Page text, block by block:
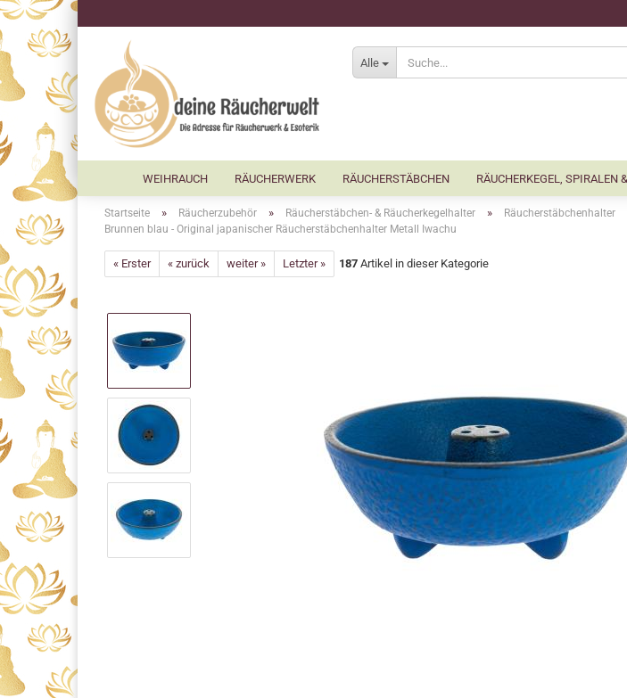
Alle
WEIHRAUCH RÄUCHERWERK RÄUCHERSTÄBCHEN RÄUCHERKEGEL, SPIRALEN
Startseite » Räucherzubehör » Räucherstäbchen- & Räucherkegelhalter » Räucherstäbchenhalter
Brunnen blau - Original japanischer Räucherstäbchenhalter Metall Iwachu
« Erster « zurück weiter » Letzter » 187 Artikel in dieser Kategorie